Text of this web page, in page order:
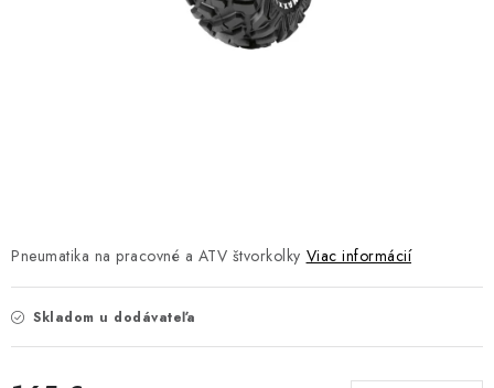
Pneumatika na pracovné a ATV štvorkolky Viac informácií
Skladom u dodávateľa